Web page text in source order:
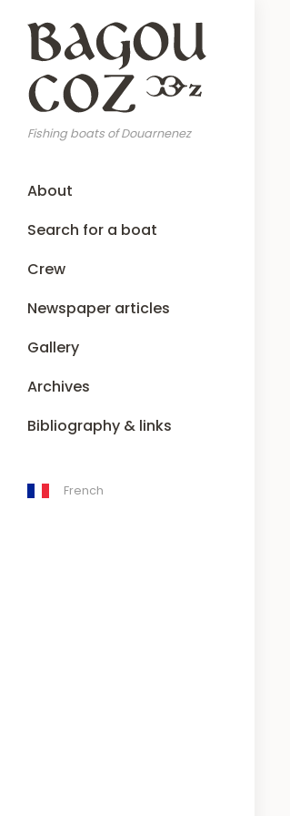
main
content
Fishing boats of Douarnenez
MainAbout
Search for a boat
Crew
Newspaper articles
Gallery
Archives
Bibliography & links
French